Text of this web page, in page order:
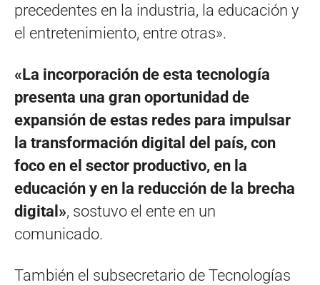
precedentes en la industria, la educación y
el entretenimiento, entre otras».
«La incorporación de esta tecnología
presenta una gran oportunidad de
expansión de estas redes para impulsar
la transformación digital del país, con
foco en el sector productivo, en la
educación y en la reducción de la brecha
digital», sostuvo el ente en un
comunicado.
También el subsecretario de Tecnologías